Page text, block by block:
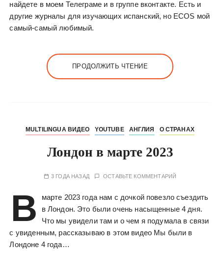
найдете в моем Телеграме и в группе вконтакте. Есть и
другие журналы для изучающих испанский, но ECOS мой
самый-самый любимый.
ПРОДОЛЖИТЬ ЧТЕНИЕ
MULTILINGUA ВИДЕО YOUTUBE АНГЛИЯ О СТРАНАХ
Лондон в марте 2023
3 ГОДА НАЗАД ОСТАВЬТЕ КОММЕНТАРИЙ
В
марте 2023 года нам с дочкой повезло съездить
в Лондон. Это были очень насыщенные 4 дня.
Что мы увидели там и о чем я подумала в связи
с увиденным, рассказываю в этом видео Мы были в
Лондоне 4 года…